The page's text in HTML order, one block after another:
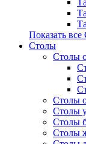
Показать все
Столы
Столы
Столы
Столы
Столы
Столы